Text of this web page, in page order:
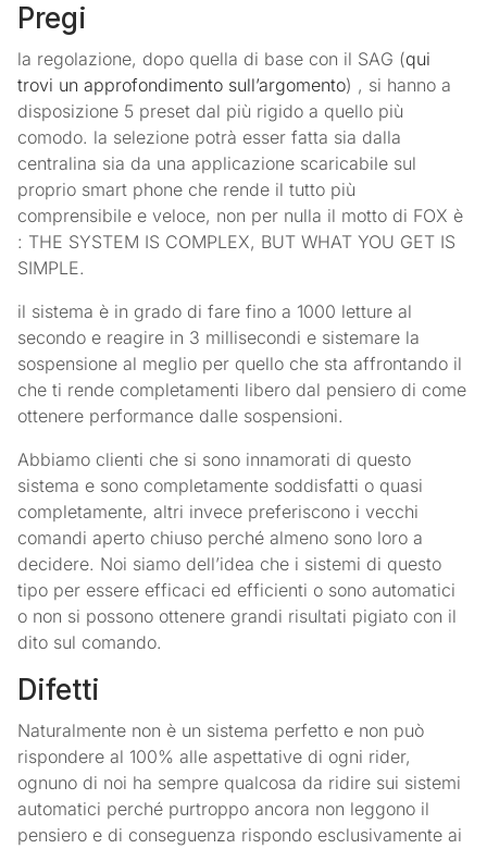
Pregi
la regolazione, dopo quella di base con il SAG (qui
trovi un approfondimento sull’argomento) , si hanno a
disposizione 5 preset dal più rigido a quello più
comodo. la selezione potrà esser fatta sia dalla
centralina sia da una applicazione scaricabile sul
proprio smart phone che rende il tutto più
comprensibile e veloce, non per nulla il motto di FOX è
: THE SYSTEM IS COMPLEX, BUT WHAT YOU GET IS
SIMPLE.
il sistema è in grado di fare fino a 1000 letture al
secondo e reagire in 3 millisecondi e sistemare la
sospensione al meglio per quello che sta affrontando il
che ti rende completamenti libero dal pensiero di come
ottenere performance dalle sospensioni.
Abbiamo clienti che si sono innamorati di questo
sistema e sono completamente soddisfatti o quasi
completamente, altri invece preferiscono i vecchi
comandi aperto chiuso perché almeno sono loro a
decidere. Noi siamo dell’idea che i sistemi di questo
tipo per essere efficaci ed efficienti o sono automatici
o non si possono ottenere grandi risultati pigiato con il
dito sul comando.
Difetti
Naturalmente non è un sistema perfetto e non può
rispondere al 100% alle aspettative di ogni rider,
ognuno di noi ha sempre qualcosa da ridire sui sistemi
automatici perché purtroppo ancora non leggono il
pensiero e di conseguenza rispondo esclusivamente ai